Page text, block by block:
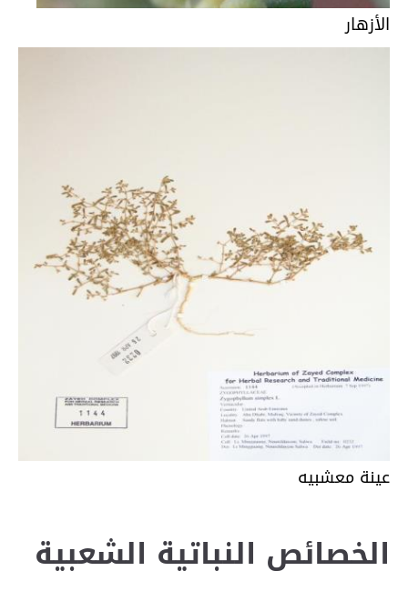
الأزهار
عينة معشبيه
الخصائص النباتية الشعبية